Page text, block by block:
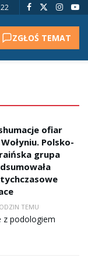
ZGŁOŚ TEMAT
ofiar
Polsko-
grupa
TEMU
z podologiem